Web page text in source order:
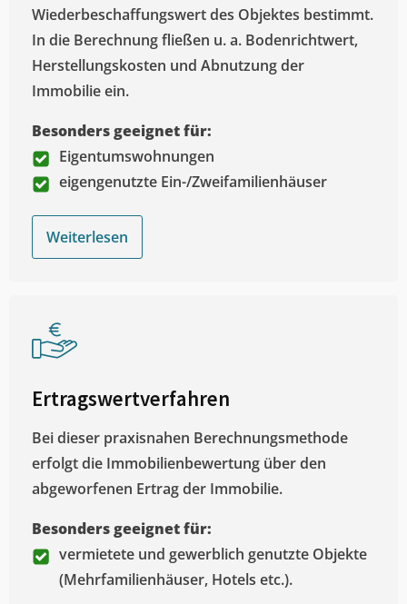
Wiederbeschaffungswert des Objektes bestimmt.
In die Berechnung fließen u. a. Bodenrichtwert,
Herstellungskosten und Abnutzung der
Immobilie ein.
Besonders geeignet für:
Eigentumswohnungen
eigengenutzte Ein-/Zweifamilienhäuser
Weiterlesen
Ertragswertverfahren
Bei dieser praxisnahen Berechnungsmethode
erfolgt die Immobilienbewertung über den
abgeworfenen Ertrag der Immobilie.
Besonders geeignet für:
vermietete und gewerblich genutzte Objekte
(Mehrfamilienhäuser, Hotels etc.).